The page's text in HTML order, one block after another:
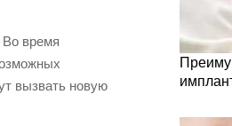
Во время
вызвать новую